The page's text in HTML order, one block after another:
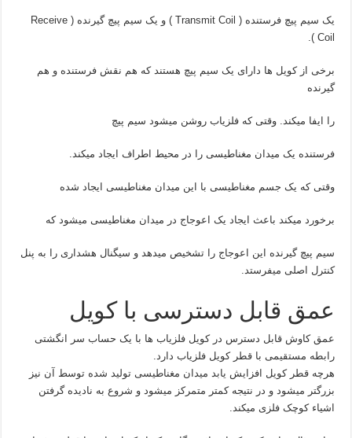
یک سیم پیچ فرستنده ( Transmit Coil ) و یک سیم پیچ گیرنده ( Receive
Coil ).
برخی از کویل ها دارای یک سیم پیچ هستند که هم نقش فرستنده و هم
گیرنده
را ایفا میکند. وقتی که فلزیاب روشن میشود سیم پیچ
فرستنده یک میدان مغناطیسی را در محیط اطراف ایجاد میکند.
وقتی که یک جسم مغناطیسی با این میدان مغناطیسی ایجاد شده
برخورد میکند باعث ایجاد یک اعوجاج در میدان مغناطیسی میشود که
سیم پیچ گیرنده این اعوجاج را تشخیص میدهد و سیگنال هشداری را به پنل
کنترل اصلی میفرستد.
عمق قابل دسترسی با کویل
عمق کاوش قابل دسترس در کویل فلزیاب ها با یک حساب سر انگشتی
رابطه مستقیمی با قطر کویل فلزیاب دارد.
هرچه قطر کویل افزایش یابد میدان مغناطیسی تولید شده توسط آن نیز
بزرگتر میشود و در نتیجه کمتر متمرکز میشود و شروع به نادیده گرفتن
اشیاء کوچک فلزی میکند.